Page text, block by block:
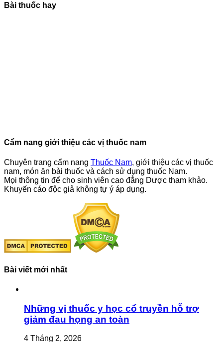
Bài thuốc hay
Cẩm nang giới thiệu các vị thuốc nam
Chuyên trang cẩm nang Thuốc Nam, giới thiệu các vị thuốc
nam, món ăn bài thuốc và cách sử dụng thuốc Nam.
Mọi thông tin để cho sinh viên cao đẳng Dược tham khảo.
Khuyến cáo độc giả không tự ý áp dụng.
Bài viết mới nhất
Những vị thuốc y học cổ truyền hỗ trợ
giảm đau họng an toàn
4 Tháng 2, 2026